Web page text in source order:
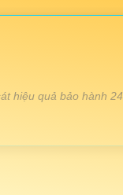
hiệu quả bảo hành